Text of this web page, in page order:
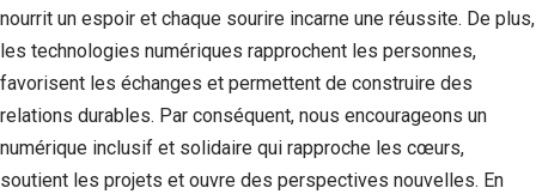
nourrit un espoir et chaque sourire incarne une réussite. De plus,
les technologies numériques rapprochent les personnes,
favorisent les échanges et permettent de construire des
relations durables. Par conséquent, nous encourageons un
numérique inclusif et solidaire qui rapproche les cœurs,
soutient les projets et ouvre des perspectives nouvelles. En